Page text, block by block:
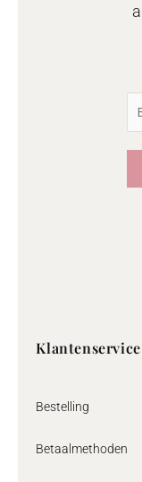
Klantenservice
Bestelling
Betaalmethoden